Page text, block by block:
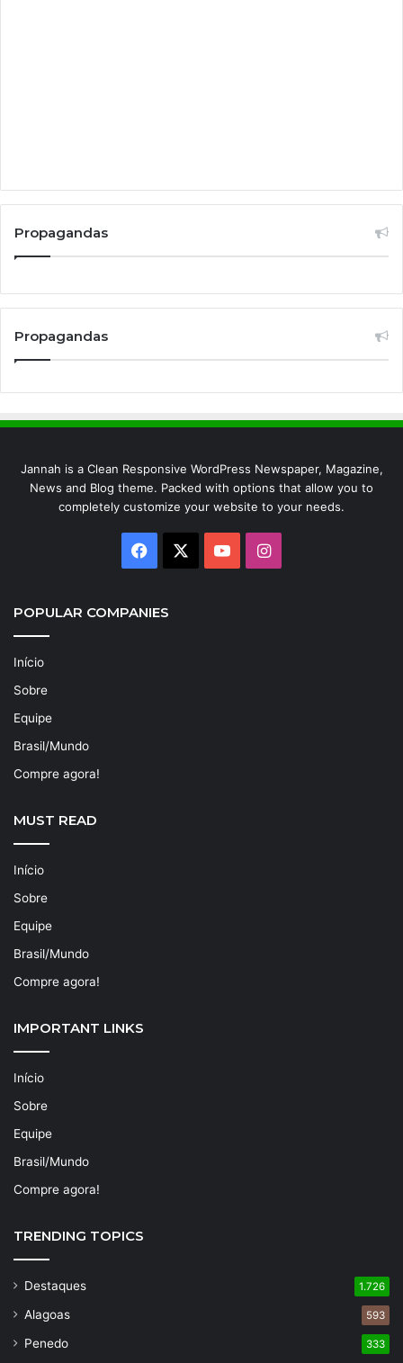
Propagandas
Propagandas
Jannah is a Clean Responsive WordPress Newspaper, Magazine,
News and Blog theme. Packed with options that allow you to
completely customize your website to your needs.
Facebook YouTubeInstagram
POPULAR COMPANIES
Início
Sobre
Equipe
Brasil/Mundo
Compre agora!
MUST READ
Início
Sobre
Equipe
Brasil/Mundo
Compre agora!
IMPORTANT LINKS
Início
Sobre
Equipe
Brasil/Mundo
Compre agora!
TRENDING TOPICS
Destaques 1.726
Alagoas 593
Penedo 333